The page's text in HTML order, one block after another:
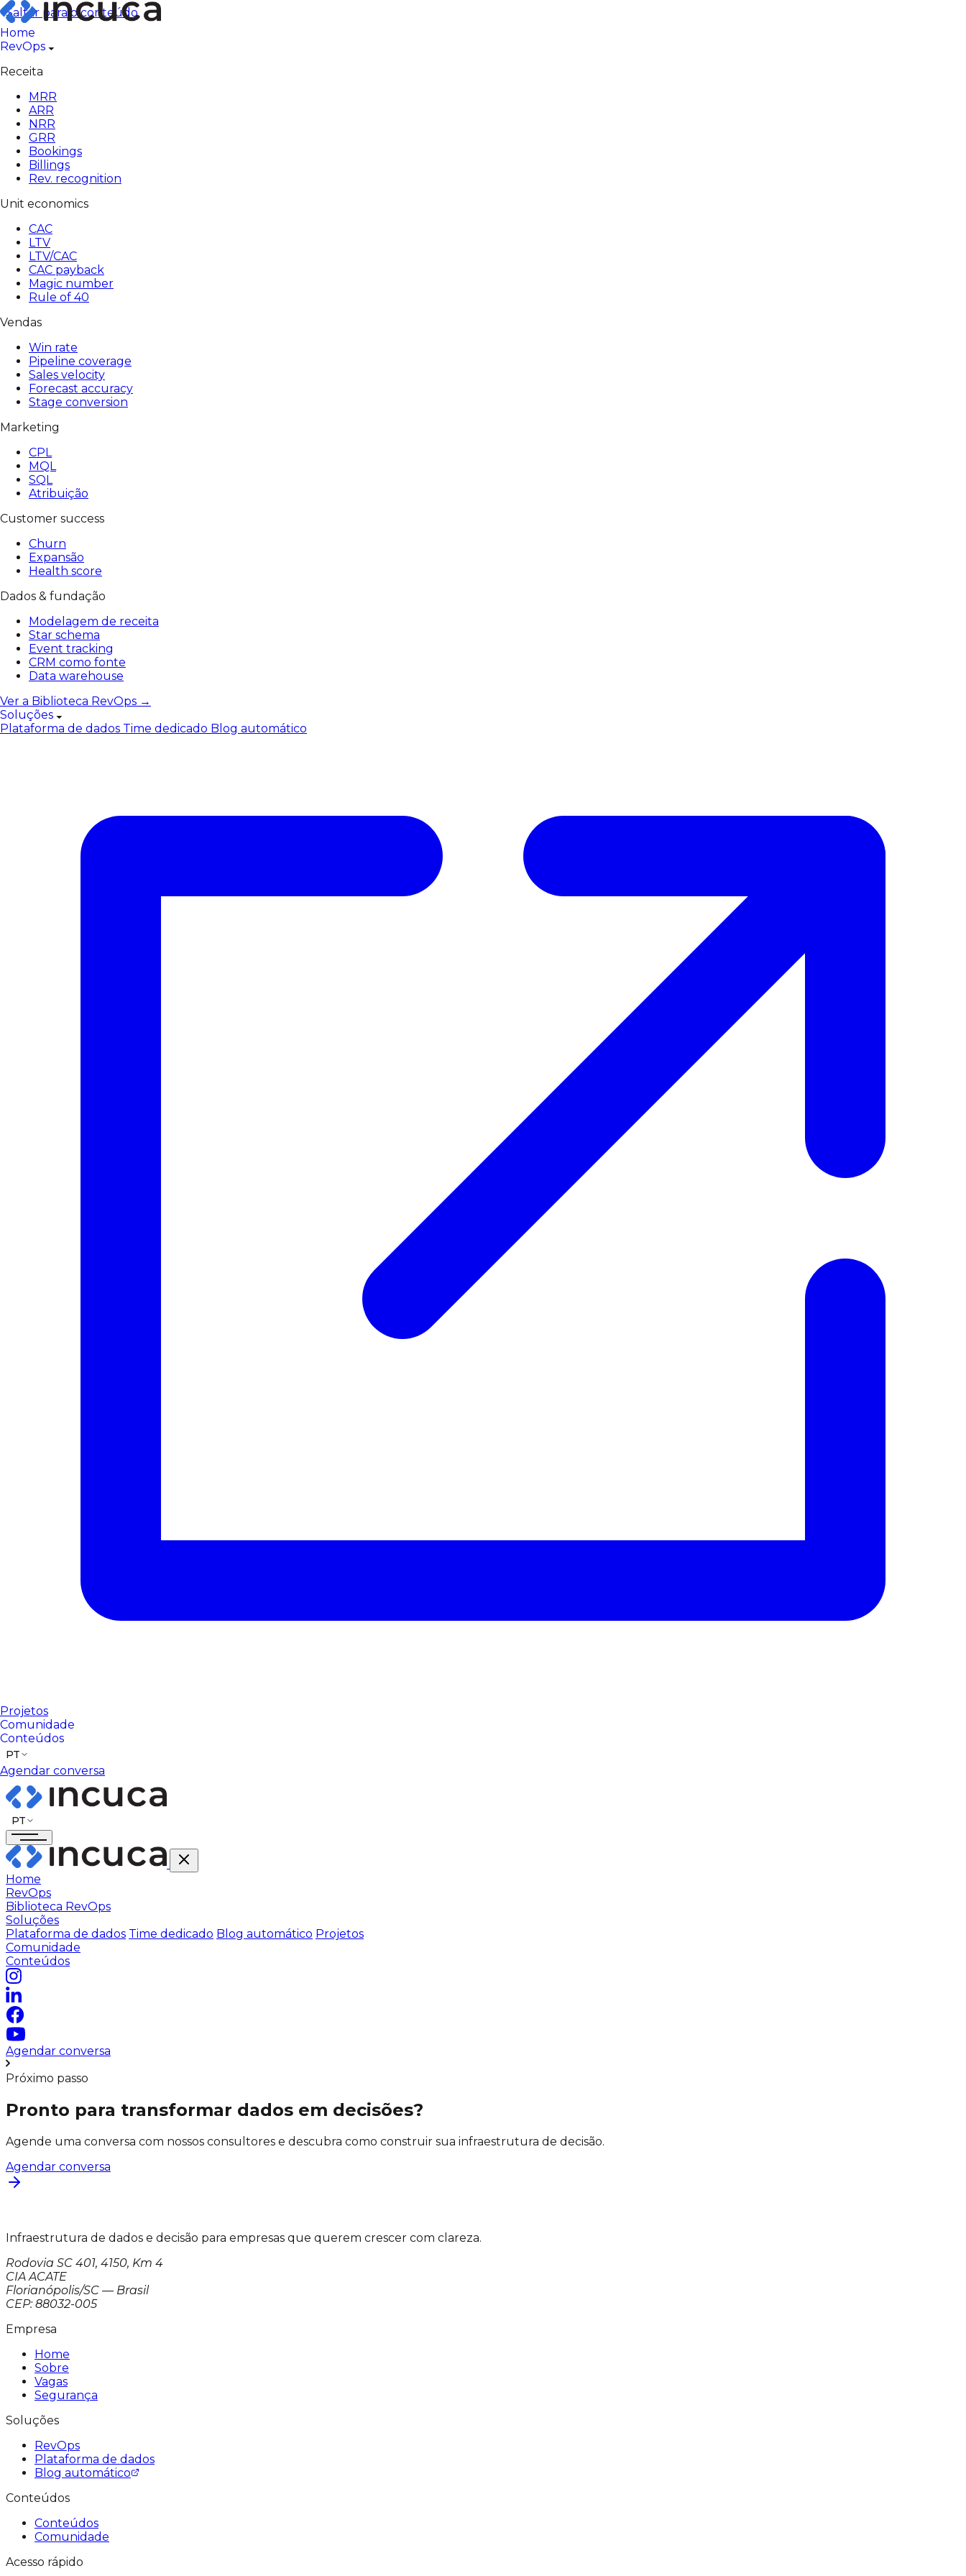
Pular
para
o
conteúdo
Saltar para o conteúdo
Home
RevOps
Receita
MRR
ARR
NRR
GRR
Bookings
Billings
Rev. recognition
Unit economics
CAC
LTV
LTV/CAC
CAC payback
Magic number
Rule of 40
Vendas
Win rate
Pipeline coverage
Sales velocity
Forecast accuracy
Stage conversion
Marketing
CPL
MQL
SQL
Atribuição
Customer success
Churn
Expansão
Health score
Dados & fundação
Modelagem de receita
Star schema
Event tracking
CRM como fonte
Data warehouse
Ver a Biblioteca RevOps →
Soluções
Plataforma de dados Time dedicado Blog automático
Projetos
Comunidade
Conteúdos
PT
Agendar conversa
PT
Home
RevOps
Biblioteca RevOps
Soluções
Plataforma de dados Time dedicado Blog automático Projetos
Comunidade
Conteúdos
Agendar conversa
Próximo passo
Pronto para transformar dados em decisões?
Agende uma conversa com nossos consultores e descubra como construir sua infraestrutura de decisão.
Agendar conversa
Infraestrutura de dados e decisão para empresas que querem crescer com clareza.
Rodovia SC 401, 4150, Km 4
CIA ACATE
Florianópolis/SC — Brasil
CEP: 88032-005
Empresa
Home
Sobre
Vagas
Segurança
Soluções
RevOps
Plataforma de dados
Blog automático
Conteúdos
Conteúdos
Comunidade
Acesso rápido